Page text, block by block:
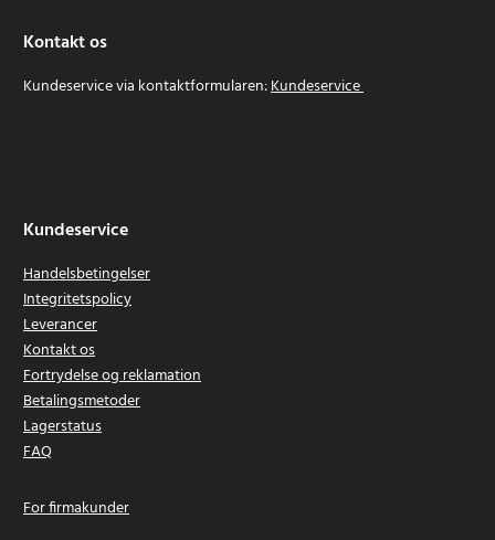
Kontakt os
Kundeservice via kontaktformularen:Kundeservice
Kundeservice
Handelsbetingelser
Integritetspolicy
Leverancer
Kontakt os
Fortrydelse og reklamation
Betalingsmetoder
Lagerstatus
FAQ
For firmakunder